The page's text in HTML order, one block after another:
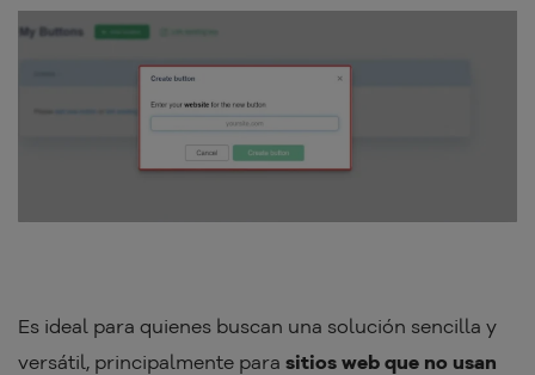
Es ideal para quienes buscan una solución sencilla y
versátil, principalmente para sitios web que no usan